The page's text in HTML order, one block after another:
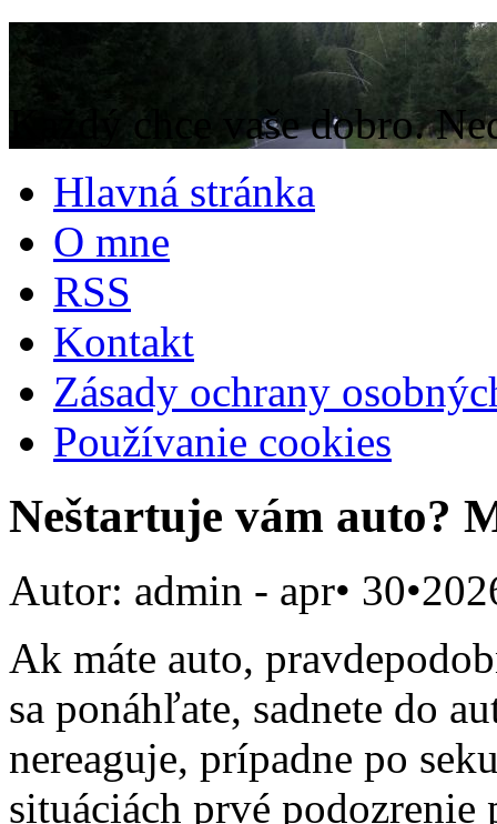
Každý chce vaše dobro.
Hlavná stránka
O mne
RSS
Kontakt
Zásady ochrany
Používanie cookies
Neštartuje vám auto?
Autor: admin - apr•
Ak máte auto,
sa ponáhľate, sadnete do
nereaguje, prípadne po
situáciách prvé